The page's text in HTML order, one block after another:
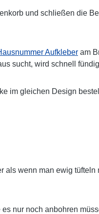
und schließen die
Aufkleber am
sucht, wird schnell
im gleichen Design
wenn man ewig
nur noch anbohren